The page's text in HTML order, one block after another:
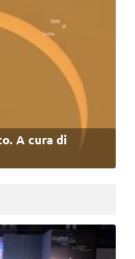
A cura di